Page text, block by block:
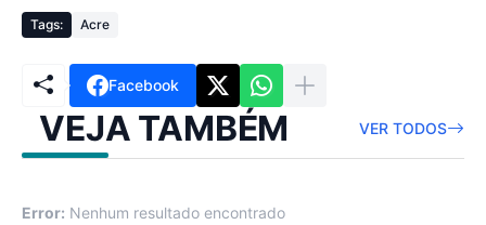
Tags: Acre
Facebook
VEJA TAMBÉM VER TODOS
Error: Nenhum resultado encontrado